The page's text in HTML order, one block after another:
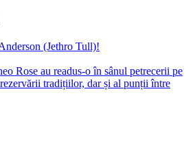
(Jethro Tull)!
Rose au readus-o în sânul petrecerii pe
tradițiilor, dar și al punții între